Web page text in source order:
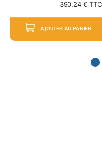
390,24 € TTC
AJOUTER AU PANIER